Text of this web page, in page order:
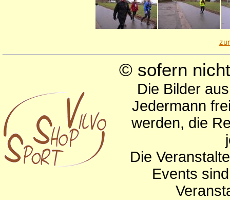
© sofern
Die Bilder
Jedermann
werden, die
Die
Events